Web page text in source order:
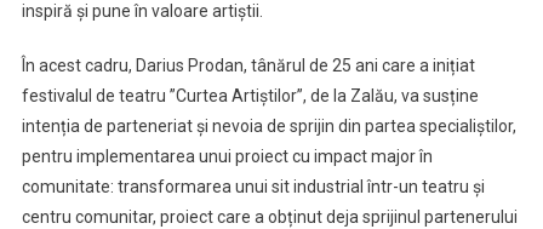
inspiră și pune în valoare artiștii.
În acest cadru, Darius Prodan, tânărul de 25 ani care a inițiat
festivalul de teatru ”Curtea Artiștilor”, de la Zalău, va susține
intenția de parteneriat și nevoia de sprijin din partea specialiștilor,
pentru implementarea unui proiect cu impact major în
comunitate: transformarea unui sit industrial într-un teatru și
centru comunitar, proiect care a obținut deja sprijinul partenerului